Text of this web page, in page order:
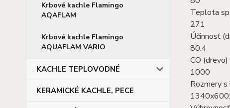
Krbové kachle Flamingo
AQAFLAM
Krbové kachle Flamingo
AQUAFLAM VARIO
KACHLE TEPLOVODNÉ
KERAMICKÉ KACHLE, PECE
Teplota
271
Účinnosť
80.4
CO (drevo)
1000
Rozmery s